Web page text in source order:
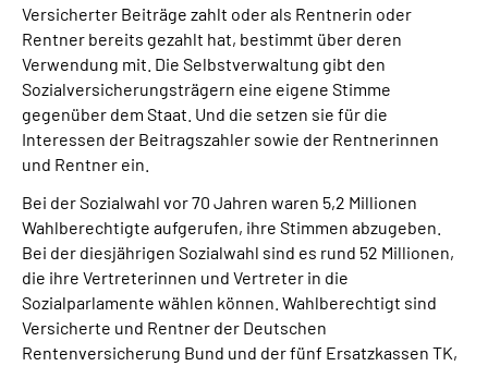
Versicherter Beiträge zahlt oder als Rentnerin oder
Rentner bereits gezahlt hat, bestimmt über deren
Verwendung mit. Die Selbstverwaltung gibt den
Sozialversicherungsträgern eine eigene Stimme
gegenüber dem Staat. Und die setzen sie für die
Interessen der Beitragszahler sowie der Rentnerinnen
und Rentner ein.
Bei der Sozialwahl vor 70 Jahren waren 5,2 Millionen
Wahlberechtigte aufgerufen, ihre Stimmen abzugeben.
Bei der diesjährigen Sozialwahl sind es rund 52 Millionen,
die ihre Vertreterinnen und Vertreter in die
Sozialparlamente wählen können. Wahlberechtigt sind
Versicherte und Rentner der Deutschen
Rentenversicherung Bund und der fünf Ersatzkassen TK,